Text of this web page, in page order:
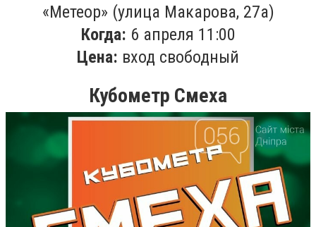
«Метеор» (улица Макарова, 27а)
Когда: 6 апреля 11:00
Цена: вход свободный
Кубометр Cмеха